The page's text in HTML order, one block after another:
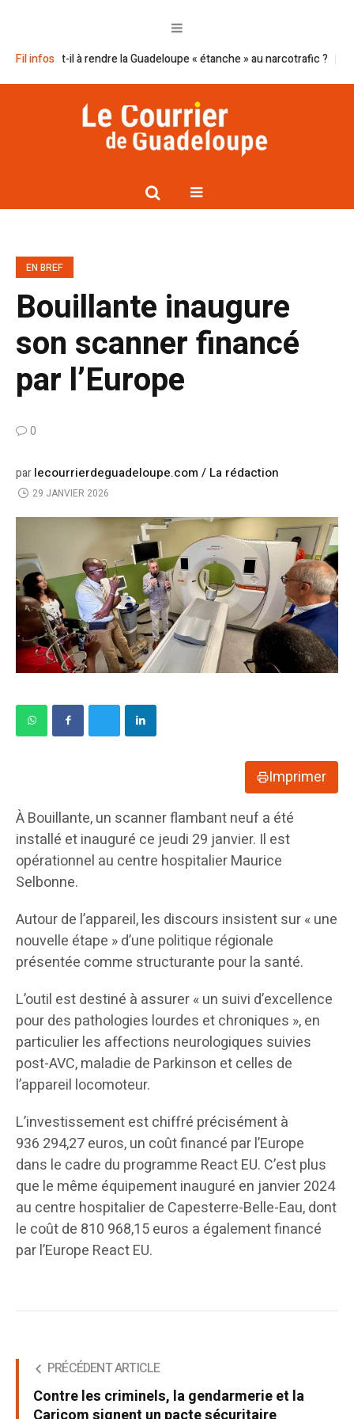
Fil infos
t-il à rendre la Guadeloupe « étanche » au narcotrafic ? Cap
EN BREF
Bouillante inaugure
son scanner financé
par l’Europe
0
parlecourrierdeguadeloupe.com / La rédaction
29 JANVIER 2026
Imprimer
À Bouillante, un scanner flambant neuf a été
installé et inauguré ce jeudi 29 janvier. Il est
opérationnel au centre hospitalier Maurice
Selbonne.
Autour de l’appareil, les discours insistent sur « une
nouvelle étape » d’une politique régionale
présentée comme structurante pour la santé.
L’outil est destiné à assurer « un suivi d’excellence
pour des pathologies lourdes et chroniques », en
particulier les affections neurologiques suivies
post-AVC, maladie de Parkinson et celles de
l’appareil locomoteur.
L’investissement est chiffré précisément à
936 294,27 euros, un coût financé par l’Europe
dans le cadre du programme React EU. C’est plus
que le même équipement inauguré en janvier 2024
au centre hospitalier de Capesterre-Belle-Eau, dont
le coût de 810 968,15 euros a également financé
par l’Europe React EU.
PRÉCÉDENT ARTICLE
Contre les criminels, la gendarmerie et la